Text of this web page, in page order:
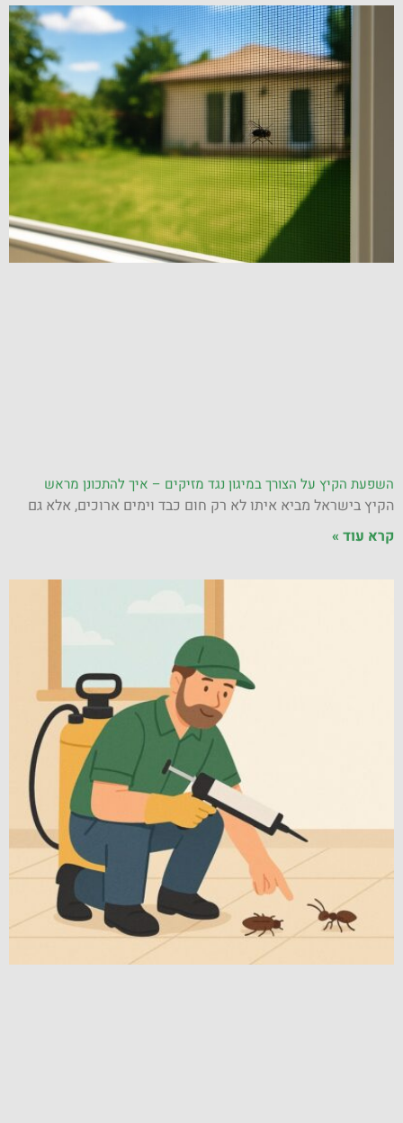
השפעת הקיץ על הצורך במיגון נגד מזיקים – איך להתכונן מראש
הקיץ בישראל מביא איתו לא רק חום כבד וימים ארוכים, אלא גם
קרא עוד »